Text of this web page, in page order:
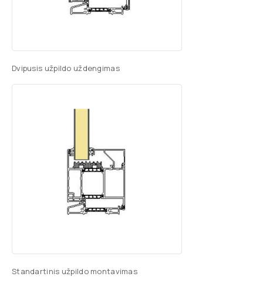
Dvipusis užpildo uždengimas
Standartinis užpildo montavimas